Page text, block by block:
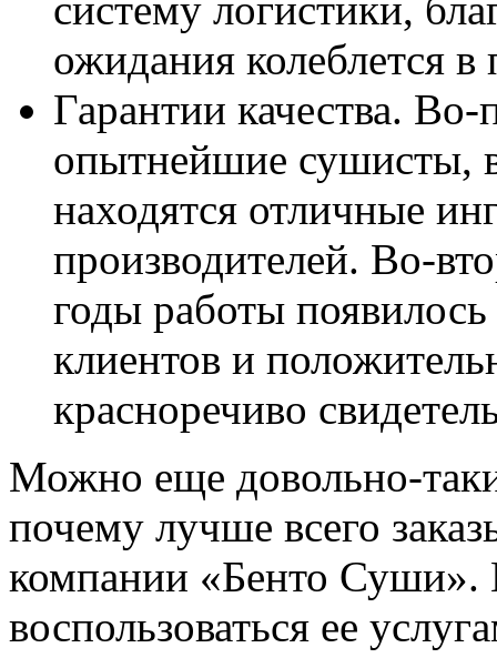
ожидания колеблется
Гарантии качества.
опытнейшие сушисты,
находятся отличные
производителей. Во-
годы работы
клиентов и
красноречиво
Можно еще довольно-
почему лучше всего
компании «Бенто Суши».
воспользоваться ее